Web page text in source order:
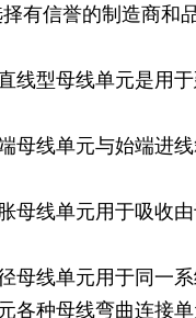
有信誉的制造商和
线型母线单元是用
母线单元与始端进
母线单元用于吸收
母线单元用于同一
各种母线弯曲连接